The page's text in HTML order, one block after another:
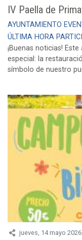
IV Paella de
AYUNTAMIENTO
ÚLTIMA HORA
¡Buenas noticias!
especial: la
símbolo de nuestro
jueves, 14 mayo 2026